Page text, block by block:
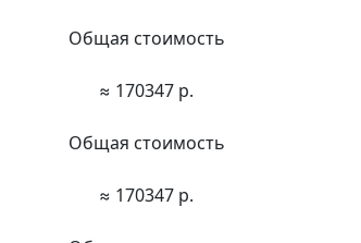
Общая стоимость
≈ 170347 р.
Общая стоимость
≈ 170347 р.